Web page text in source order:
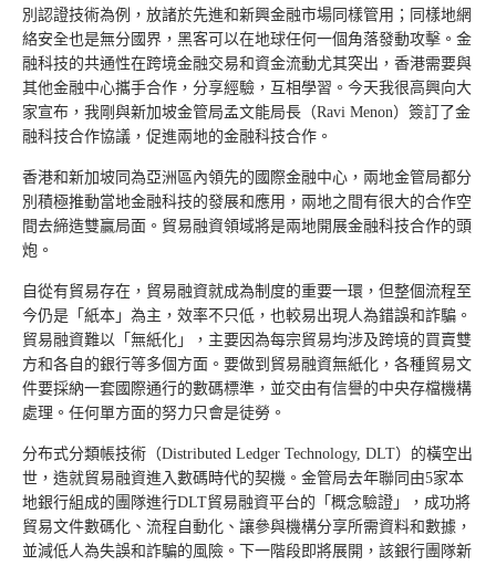
別認證技術為例，放諸於先進和新興金融市場同樣管用；同樣地網
絡安全也是無分國界，黑客可以在地球任何一個角落發動攻擊。金
融科技的共通性在跨境金融交易和資金流動尤其突出，香港需要與
其他金融中心攜手合作，分享經驗，互相學習。今天我很高興向大
家宣布，我剛與新加坡金管局孟文能局長（Ravi Menon）簽訂了金
融科技合作協議，促進兩地的金融科技合作。
香港和新加坡同為亞洲區內領先的國際金融中心，兩地金管局都分
別積極推動當地金融科技的發展和應用，兩地之間有很大的合作空
間去締造雙贏局面。貿易融資領域將是兩地開展金融科技合作的頭
炮。
自從有貿易存在，貿易融資就成為制度的重要一環，但整個流程至
今仍是「紙本」為主，效率不只低，也較易出現人為錯誤和詐騙。
貿易融資難以「無紙化」，主要因為每宗貿易均涉及跨境的買賣雙
方和各自的銀行等多個方面。要做到貿易融資無紙化，各種貿易文
件要採納一套國際通行的數碼標準，並交由有信譽的中央存檔機構
處理。任何單方面的努力只會是徒勞。
分布式分類帳技術（Distributed Ledger Technology, DLT）的橫空出
世，造就貿易融資進入數碼時代的契機。金管局去年聯同由5家本
地銀行組成的團隊進行DLT貿易融資平台的「概念驗證」，成功將
貿易文件數碼化、流程自動化、讓參與機構分享所需資料和數據，
並減低人為失誤和詐騙的風險。下一階段即將展開，該銀行團隊新